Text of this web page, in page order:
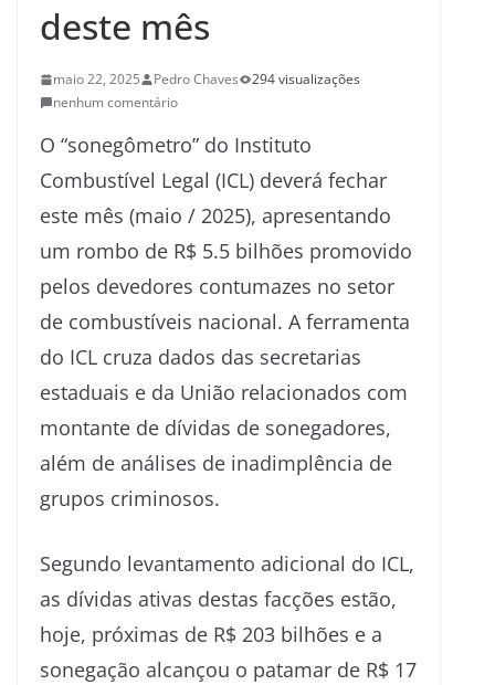
deste mês
maio 22, 2025 Pedro Chaves
294 visualizações
nenhum comentário
O “sonegômetro” do Instituto
Combustível Legal (ICL) deverá fechar
este mês (maio / 2025), apresentando
um rombo de R$ 5.5 bilhões promovido
pelos devedores contumazes no setor
de combustíveis nacional. A ferramenta
do ICL cruza dados das secretarias
estaduais e da União relacionados com
montante de dívidas de sonegadores,
além de análises de inadimplência de
grupos criminosos.
Segundo levantamento adicional do ICL,
as dívidas ativas destas facções estão,
hoje, próximas de R$ 203 bilhões e a
sonegação alcançou o patamar de R$ 17